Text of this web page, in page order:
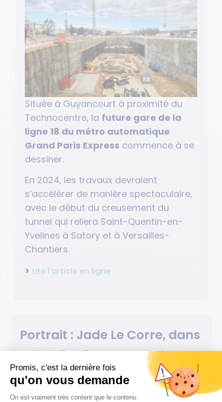
Située à Guyancourt à proximité du
Technocentre, la future gare de la
ligne 18 du métro automatique
Grand Paris Express commence à se
dessiner.
En 2024, les travaux devraient
s’accélérer de manière spectaculaire,
avec le début du creusement du
tunnel qui reliera Saint-Quentin-en-
Yvelines à Satory et à Versailles-
Chantiers.
> Lire l’article en ligne
Portrait : Jade Le Corre, dans
la foulée d'une championne